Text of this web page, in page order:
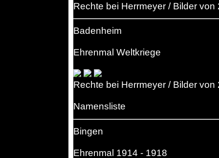
Rechte bei Herrmeyer / Bilder von
Badenheim
Ehrenmal Weltkriege
Rechte bei Herrmeyer / Bilder von
Namensliste
Bingen
Ehrenmal 1914 - 1918